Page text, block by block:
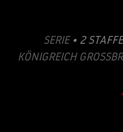
SERIE • 2
KÖNIGREICH